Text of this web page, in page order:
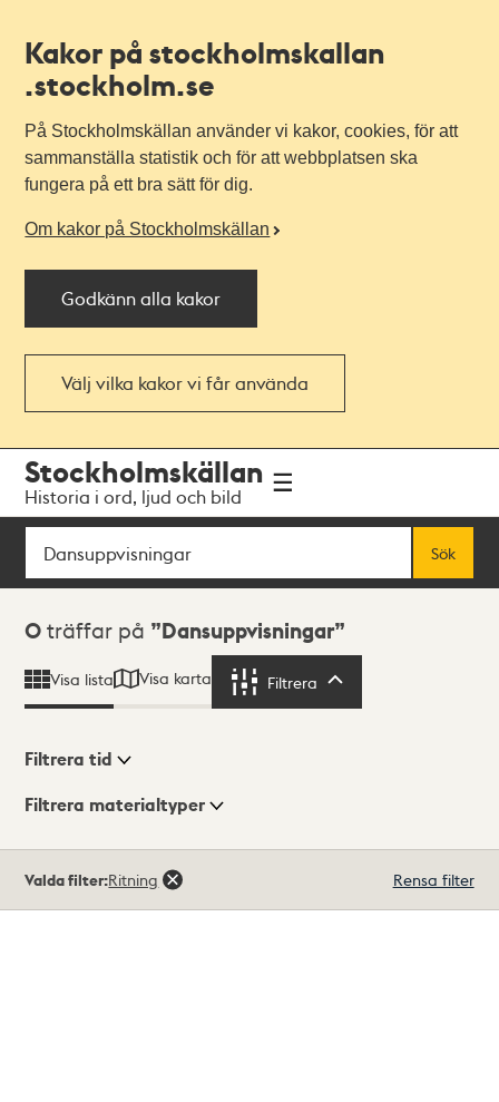
Kakor på stockholmskallan
.stockholm.se
På Stockholmskällan använder vi kakor, cookies, för att
sammanställa statistik och för att webbplatsen ska
fungera på ett bra sätt för dig.
Om kakor på Stockholmskällan
Godkänn alla kakor
Välj vilka kakor vi får använda
navigationen
huvudinnehållet
Stockholmskällan
Historia i ord, ljud och bild
Sök
Sök
Sökresultat
0 träffar på Dansuppvisningar
Visa lista Visa karta Filtrera
Visningsläge
Filtrera tid
Filtrera materialtyper
träffar
Valda filter:Ritning Rensa filter